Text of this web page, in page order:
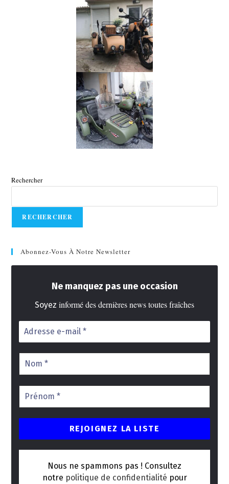
Rechercher
RECHERCHER
Abonnez-Vous À Notre Newsletter
Ne manquez pas une occasion
Soyez informé des dernières news toutes fraîches
Nous ne spammons pas ! Consultez
notre politique de confidentialité pour